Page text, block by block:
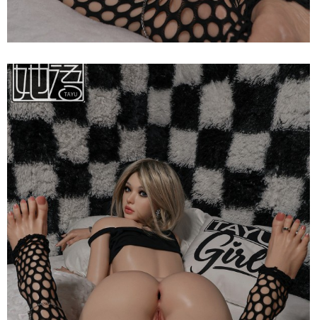
Búp
Bê
Tình
Dục
Nhật
Bản
Tayu
Katniss
Ver
2
150cm
Siêu
Thật